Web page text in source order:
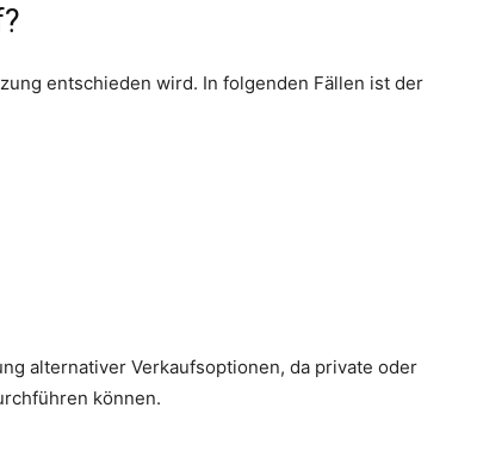
entschieden wird. In folgenden Fällen ist der
alternativer Verkaufsoptionen, da private oder
können.